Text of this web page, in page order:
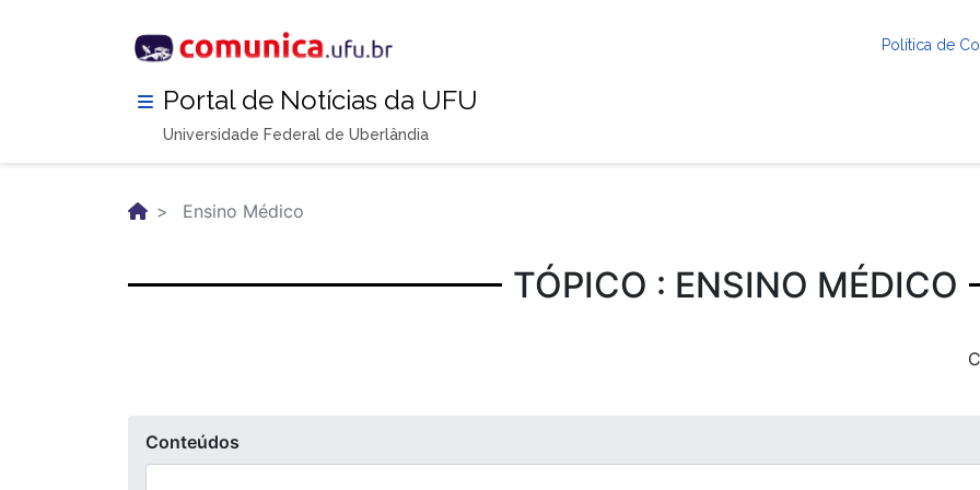
Política de
Portal de Notícias da UFU
Universidade Federal de Uberlândia
Ensino Médico
TÓPICO : ENSINO MÉDICO
Conteúdos